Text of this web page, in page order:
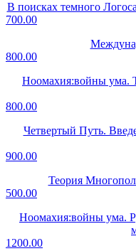
В поисках темного
700.00
800.00
Ноомахия:войны ума.
800.00
Четвертый Путь.
900.00
Теория
500.00
Ноомахия:войны ума.
1200.00